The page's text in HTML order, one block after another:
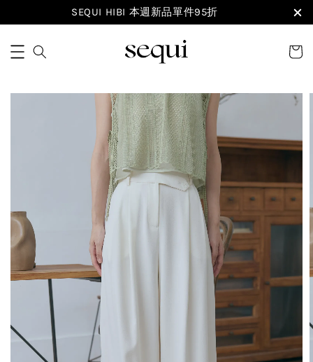
SEQUI HIBI 本週新品單件95折